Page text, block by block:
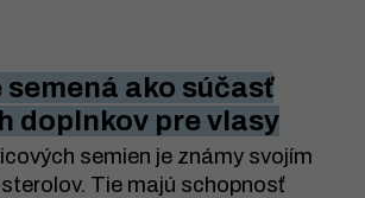
semená ako súčasť
doplnkov pre vlasy
semien je známy svojím
Tie majú schopnosť